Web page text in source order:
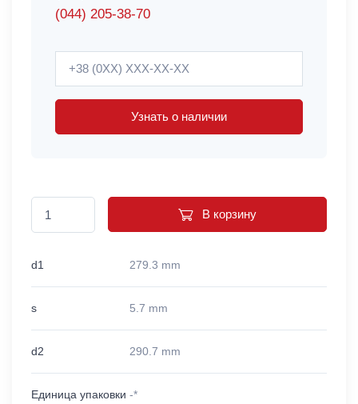
(044) 205-38-70
Узнать о наличии
В корзину
d1 279.3 mm
s 5.7 mm
d2 290.7 mm
Единица упаковки -*